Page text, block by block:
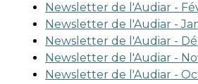
Newsletter de l'Audiar -
Newsletter de l'Audiar -
Newsletter de l'Audiar -
Newsletter de l'Audiar -
Newsletter de l'Audiar -